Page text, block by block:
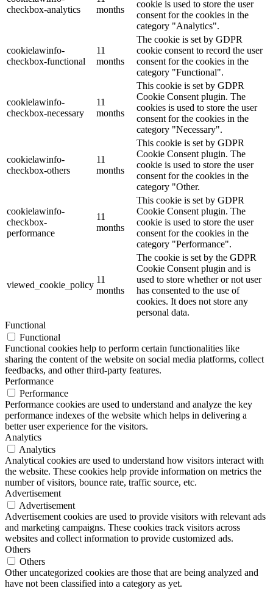
checkbox-analytics
months
cookie is used to store the user
consent for the cookies in the
category "Analytics".
cookielawinfo-
checkbox-functional
11
months
The cookie is set by GDPR
cookie consent to record the user
consent for the cookies in the
category "Functional".
cookielawinfo-
checkbox-necessary
11
months
This cookie is set by GDPR
Cookie Consent plugin. The
cookies is used to store the user
consent for the cookies in the
category "Necessary".
cookielawinfo-
checkbox-others
11
months
This cookie is set by GDPR
Cookie Consent plugin. The
cookie is used to store the user
consent for the cookies in the
category "Other.
cookielawinfo-
checkbox-
performance
11
months
This cookie is set by GDPR
Cookie Consent plugin. The
cookie is used to store the user
consent for the cookies in the
category "Performance".
viewed_cookie_policy
11
months
The cookie is set by the GDPR
Cookie Consent plugin and is
used to store whether or not user
has consented to the use of
cookies. It does not store any
personal data.
Functional
Functional
Functional cookies help to perform certain functionalities like
sharing the content of the website on social media platforms, collect
feedbacks, and other third-party features.
Performance
Performance
Performance cookies are used to understand and analyze the key
performance indexes of the website which helps in delivering a
better user experience for the visitors.
Analytics
Analytics
Analytical cookies are used to understand how visitors interact with
the website. These cookies help provide information on metrics the
number of visitors, bounce rate, traffic source, etc.
Advertisement
Advertisement
Advertisement cookies are used to provide visitors with relevant ads
and marketing campaigns. These cookies track visitors across
websites and collect information to provide customized ads.
Others
Others
Other uncategorized cookies are those that are being analyzed and
have not been classified into a category as yet.